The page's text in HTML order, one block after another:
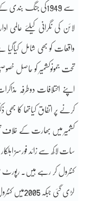
سے 1949کی جنگ
لائن کی نگرانی کیلئے عالمی
تحت جموںوکشمیر کو حاصل
اپنے اختلافات دوطرفہ
کشمیر میں بھارت کے خلاف
سات لاکھ سے زائد فورسز